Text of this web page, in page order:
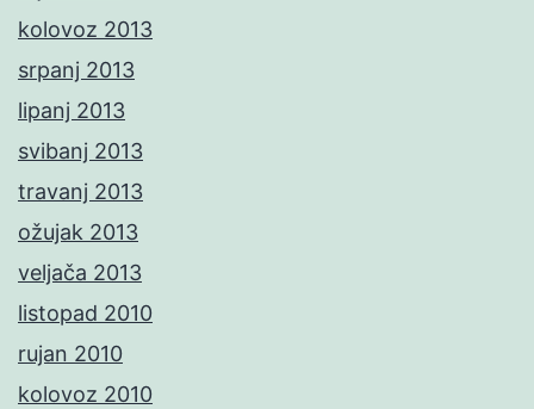
kolovoz 2013
srpanj 2013
lipanj 2013
svibanj 2013
travanj 2013
ožujak 2013
veljača 2013
listopad 2010
rujan 2010
kolovoz 2010